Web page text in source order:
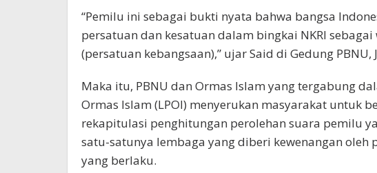
“Pemilu ini sebagai bukti nyata bahwa bangsa
persatuan dan kesatuan dalam bingkai NKRI
(persatuan kebangsaan),” ujar Said di Gedung PBNU,
Maka itu, PBNU dan Ormas Islam yang tergabung
Ormas Islam (LPOI) menyerukan masyarakat untuk
rekapitulasi penghitungan perolehan suara pemilu
satu-satunya lembaga yang diberi kewenangan
yang berlaku.